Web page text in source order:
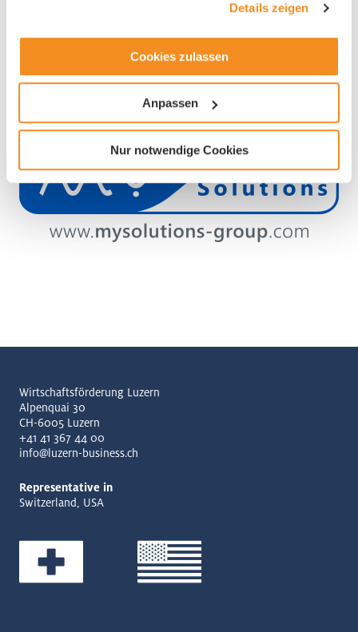
Details zeigen
Cookies zulassen
Anpassen
Nur notwendige Cookies
Machinery, Electrical and Metal Industry (MEM)
Other scientific, technical activities
Wirtschaftsförderung Luzern
Alpenquai 30
CH-6005 Luzern
+41 41 367 44 00
info@luzern-business.ch
Representative in
Switzerland, USA